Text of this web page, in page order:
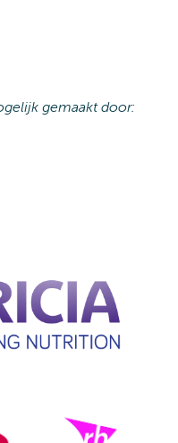
gemaakt door: